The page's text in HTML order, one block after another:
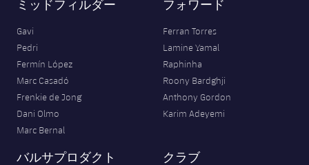
ミッドフィルダー
Gavi
Pedri
Fermín López
Marc Casadó
Frenkie de Jong
Dani Olmo
Marc Bernal
フォワード
Ferran Torres
Lamine Yamal
Raphinha
Roony Bardghji
Anthony Gordon
Karim Adeyemi
バルサプロダクト クラブ